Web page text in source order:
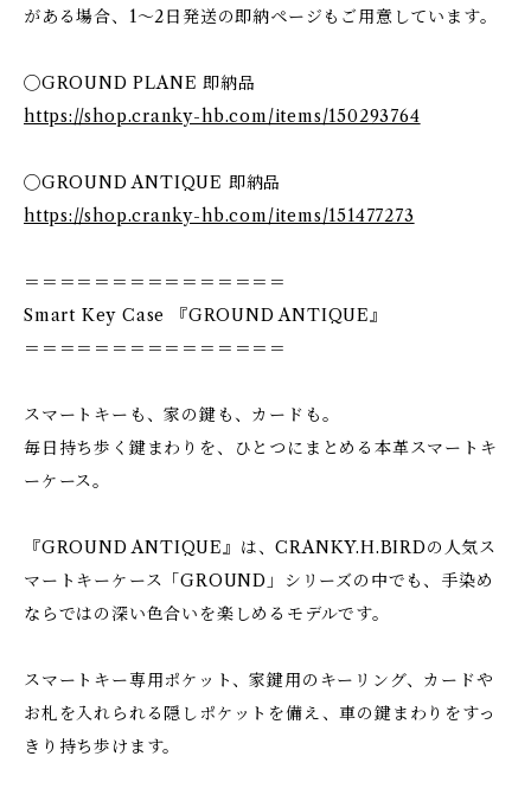
がある場合、1〜2日発送の即納ページもご用意しています。
◯GROUND PLANE 即納品
https://shop.cranky-hb.com/items/150293764
◯GROUND ANTIQUE 即納品
https://shop.cranky-hb.com/items/151477273
＝＝＝＝＝＝＝＝＝＝＝＝＝＝＝
Smart Key Case 『GROUND ANTIQUE』
＝＝＝＝＝＝＝＝＝＝＝＝＝＝＝
スマートキーも、家の鍵も、カードも。
毎日持ち歩く鍵まわりを、ひとつにまとめる本革スマートキ
ーケース。
『GROUND ANTIQUE』は、CRANKY.H.BIRDの人気ス
マートキーケース「GROUND」シリーズの中でも、手染め
ならではの深い色合いを楽しめるモデルです。
スマートキー専用ポケット、家鍵用のキーリング、カードや
お札を入れられる隠しポケットを備え、車の鍵まわりをすっ
きり持ち歩けます。